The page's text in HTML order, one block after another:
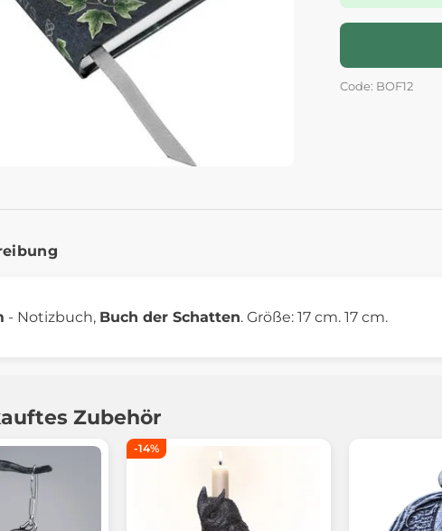
Code: BOF12
- Notizbuch, Buch der Schatten. Größe: 17 cm. 17 cm.
Zubehör
-14%